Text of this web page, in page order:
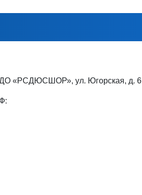
ДО «РСДЮСШОР», ул. Югорская, д. 6